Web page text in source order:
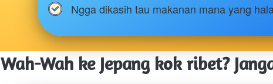
Ngga dikasih tau makanan mana yang
Wah-Wah ke Jepang kok ribet?